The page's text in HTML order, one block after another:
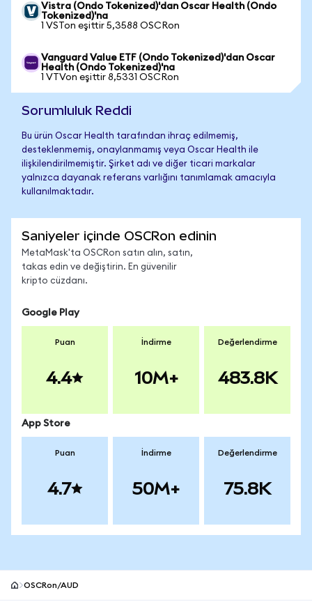
Vistra (Ondo Tokenized)'dan Oscar Health (Ondo
Tokenized)'na
1 VSTon eşittir 5,3588 OSCRon
Vanguard Value ETF (Ondo Tokenized)'dan Oscar
Health (Ondo Tokenized)'na
1 VTVon eşittir 8,5331 OSCRon
Sorumluluk Reddi
Bu ürün Oscar Health tarafından ihraç edilmemiş,
desteklenmemiş, onaylanmamış veya Oscar Health ile
ilişkilendirilmemiştir. Şirket adı ve diğer ticari markalar
yalnızca dayanak referans varlığını tanımlamak amacıyla
kullanılmaktadır.
Saniyeler içinde OSCRon edinin
MetaMask'ta OSCRon satın alın, satın,
takas edin ve değiştirin. En güvenilir
kripto cüzdanı.
Google Play
Puan
4.4
İndirme
10M+
Değerlendirme
483.8K
App Store
Puan
4.7
İndirme
50M+
Değerlendirme
75.8K
OSCRon/AUD